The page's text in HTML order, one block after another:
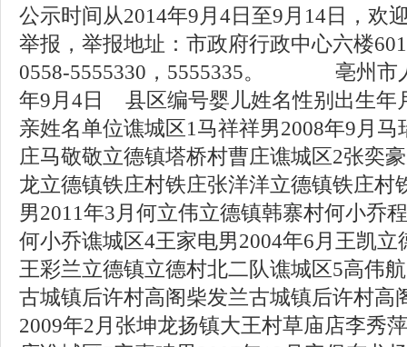
公示时间从2014年9月4日至9月14日，欢
举报，举报地址：市政府行政中心六楼
0558-5555330，5555335。 亳州市
年9月4日 县区编号婴儿姓名性别出生年
亲姓名单位谯城区1马祥祥男2008年9月
庄马敬敬立德镇塔桥村曹庄谯城区2张奕
龙立德镇铁庄村铁庄张洋洋立德镇铁庄村
男2011年3月何立伟立德镇韩寨村何小乔
何小乔谯城区4王家电男2004年6月王凯
王彩兰立德镇立德村北二队谯城区5高伟
古城镇后许村高阁柴发兰古城镇后许村高
2009年2月张坤龙扬镇大王村草庙店李秀